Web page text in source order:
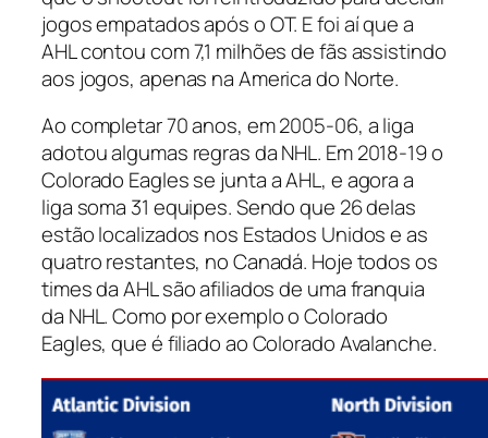
jogos empatados após o OT. E foi aí que a
AHL contou com 7,1 milhões de fãs assistindo
aos jogos, apenas na America do Norte.
Ao completar 70 anos, em 2005-06, a liga
adotou algumas regras da NHL. Em 2018-19 o
Colorado Eaglesse junta a AHL, e agora a
liga soma 31 equipes. Sendo que 26 delas
estão localizados nos Estados Unidos e as
quatro restantes, no Canadá. Hoje todos os
times da AHL são afiliados de uma franquia
da NHL. Como por exemplo oColorado
Eagles,que é filiado aoColorado Avalanche.